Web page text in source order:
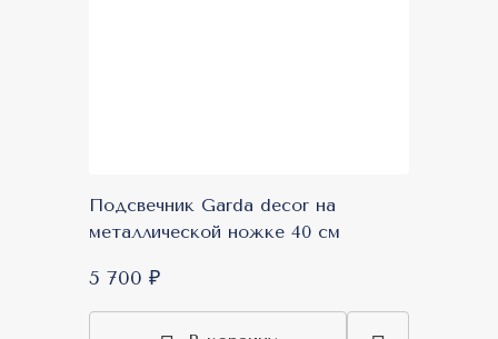
Подсвечник Garda decor на
металлической ножке 40 см
5 700 ₽